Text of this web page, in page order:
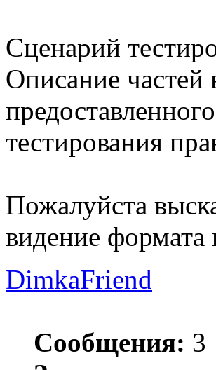
Сценарий
Описание частей
тестирования
Пожалуйста
видение формата
DimkaFriend
Сообщения: 3